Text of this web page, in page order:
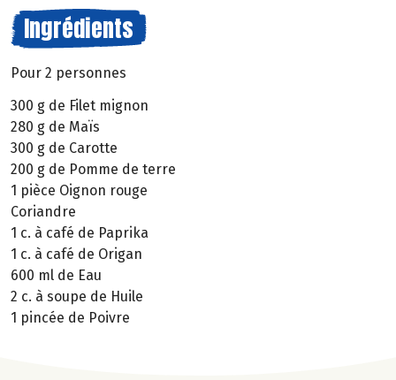
Ingrédients
Pour 2 personnes
300 g de Filet mignon
280 g de Maïs
300 g de Carotte
200 g de Pomme de terre
1 pièce Oignon rouge
Coriandre
1 c. à café de Paprika
1 c. à café de Origan
600 ml de Eau
2 c. à soupe de Huile
1 pincée de Poivre